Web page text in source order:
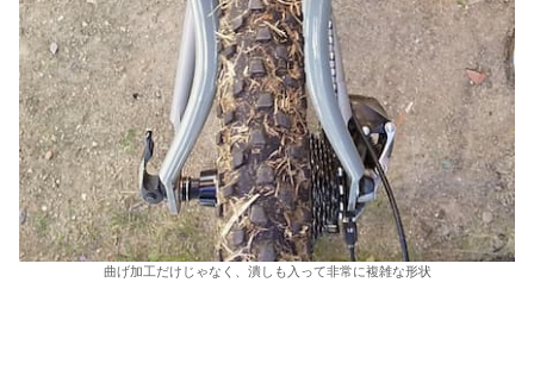
曲げ加工だけじゃなく、潰しも入って非常に複雑な形状